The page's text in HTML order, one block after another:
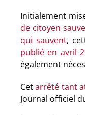
Initialement
de citoyen
qui sauvent,
publié en avril
également
Cetarrêté tant
Journal officiel